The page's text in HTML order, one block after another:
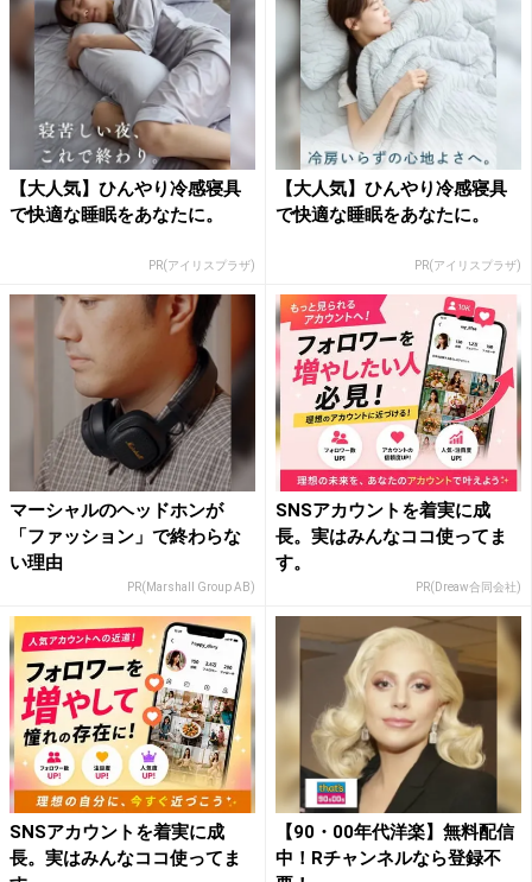
【大人気】ひんやり冷感寝具
で快適な睡眠をあなたに。
PR(アイリスプラザ)
【大人気】ひんやり冷感寝具
で快適な睡眠をあなたに。
PR(アイリスプラザ)
マーシャルのヘッドホンが
「ファッション」で終わらな
い理由
PR(Marshall Group AB)
SNSアカウントを着実に成
長。実はみんなココ使ってま
す。
PR(Dreaw合同会社)
SNSアカウントを着実に成
長。実はみんなココ使ってま
【90・00年代洋楽】無料配信
中！Rチャンネルなら登録不